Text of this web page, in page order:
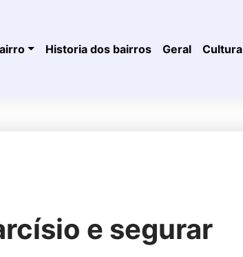
Historia dos bairros Geral Cultura
e segurar